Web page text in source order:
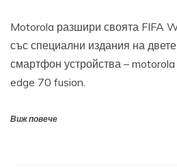
Motorola разшири своята FIFA
със специални издания на
смартфон устройства –
edge 70 fusion.
Виж повече